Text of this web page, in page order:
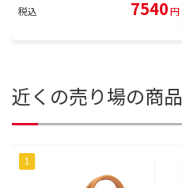
税込 7540円
近くの売り場の商品